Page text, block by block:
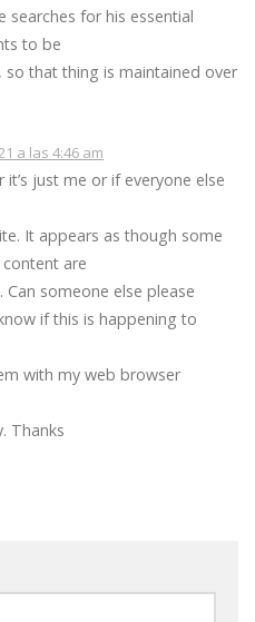
for his essential
to be
so that thing is maintained over
a las 4:46 am
just me or if everyone else
It appears as though some
are
someone else please
if this is happening to
with my web browser
Thanks